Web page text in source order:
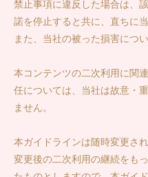
禁止事項に違反した場合は、
諾を停止すると共に、直ちに
また、当社の被った損害につ
本コンテンツの二次利用に関
任については、当社は故意・
ません。
本ガイドラインは随時変更さ
変更後の二次利用の継続をも